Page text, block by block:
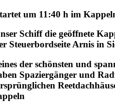
um 11:40 h im
Schiff die geöffnete
Steuerbordseite Arnis in
der schönsten und
Spaziergänger und